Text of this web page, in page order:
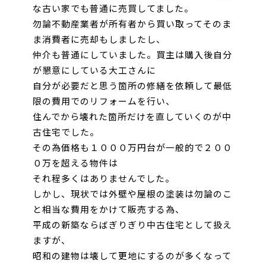
な古い家でも普通に売買してました。
勿論不動産業者が所有者から買い取ってそのま
ま消費者に売却もしましたし、
仲介も普通に していました。買主は購入後自分
が懇意にしている大工さんに
自分が必要だと思う箇所の修繕を依頼して最低
限の費用でのリフォームを行い、
住んでから壊れた箇所だけを直していくのが中
古住宅でした。
その為価格も１０００万円台が一般的で ２００
０万を超える物件は
それ程多くはありませんでした。
しかし、現状では外壁や屋根の塗装は勿論のこ
と相当な費用をかけて販売する為、
平成の新築ならばぎりぎり中古住宅として扱え
ますが、
昭和の建物は壊して更地にするのが多くなって